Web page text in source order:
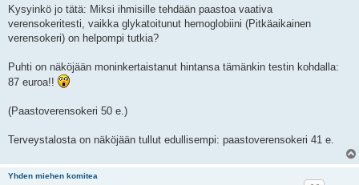
e
s
t
i
Kysyinkö jo tätä: Miksi ihmisille tehdään paastoa vaativa
verensokeritesti, vaikka glykatoitunut hemoglobiini (Pitkäaikainen
verensokeri) on helpompi tutkia?
Puhti on näköjään moninkertaistanut hintansa tämänkin testin kohdalla:
87 euroa!!
(Paastoverensokeri 50 e.)
Terveystalosta on näköjään tullut edullisempi: paastoverensokeri 41 e.
Yhden miehen komitea